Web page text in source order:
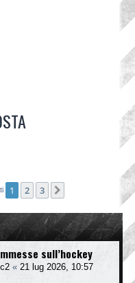
1 2 3
sull’hockey
« 21 lug 2026, 10:57